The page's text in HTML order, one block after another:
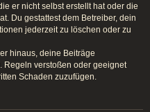
er nicht selbst erstellt hat oder die
Du gestattest dem Betreiber, dein
jederzeit zu löschen oder zu
hinaus, deine Beiträge
Regeln verstoßen oder geeignet
Schaden zuzufügen.